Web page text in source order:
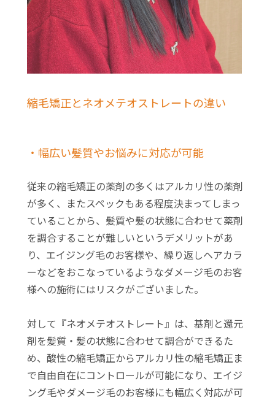
縮毛矯正とネオメテオストレートの違い
・幅広い髪質やお悩みに対応が可能
従来の縮毛矯正の薬剤の多くはアルカリ性の薬剤
が多く、またスペックもある程度決まってしまっ
ていることから、髪質や髪の状態に合わせて薬剤
を調合することが難しいというデメリットがあ
り、エイジング毛のお客様や、繰り返しヘアカラ
ーなどをおこなっているようなダメージ毛のお客
様への施術にはリスクがございました。
対して『ネオメテオストレート』は、基剤と還元
剤を髪質・髪の状態に合わせて調合ができるた
め、酸性の縮毛矯正からアルカリ性の縮毛矯正ま
で自由自在にコントロールが可能になり、エイジ
ング毛やダメージ毛のお客様にも幅広く対応が可